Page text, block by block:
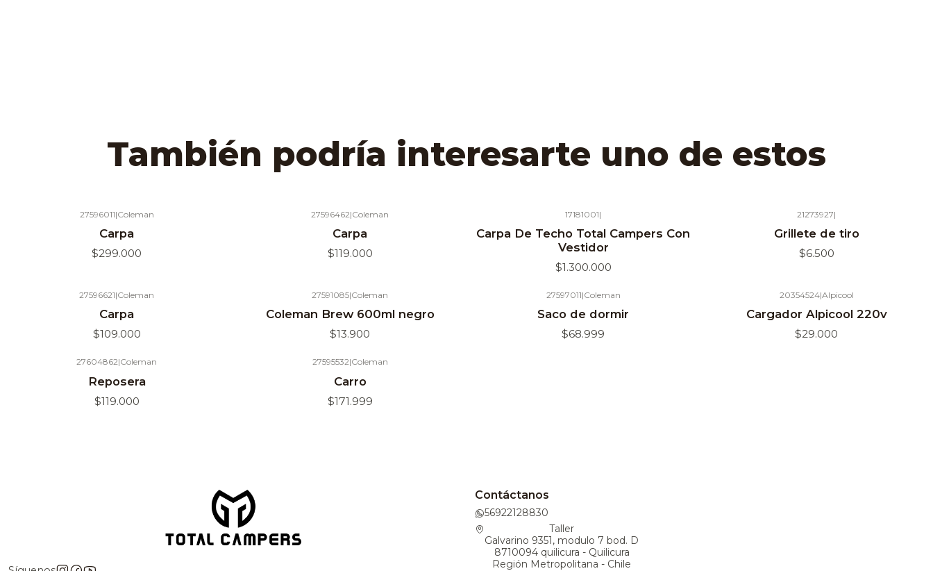
También podría interesarte uno de estos
27596011|Coleman
Carpa
$299.000
27596462|Coleman
Carpa
$119.000
17181001|
Carpa De Techo Total Campers Con
Vestidor
$1.300.000
21273927|
Grillete de tiro
$6.500
27596621|Coleman
Carpa
$109.000
27591085|Coleman
Coleman Brew 600ml negro
$13.900
27597011|Coleman
Saco de dormir
$68.999
20354524|Alpicool
Cargador Alpicool 220v
$29.000
27604862|Coleman
Reposera
$119.000
27595532|Coleman
Carro
$171.999
Contáctanos
56922128830
Taller
Galvarino 9351, modulo 7 bod. D
8710094 quilicura - Quilicura
Región Metropolitana - Chile